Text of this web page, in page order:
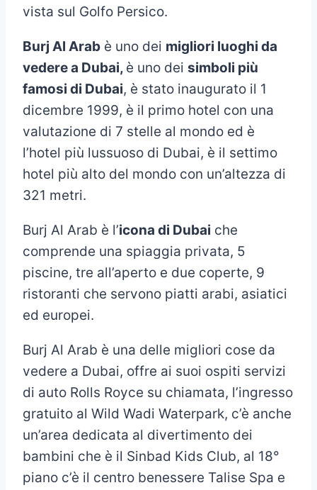
vista sul Golfo Persico.
Burj Al Arab è uno dei migliori luoghi da
vedere a Dubai, è uno dei simboli più
famosi di Dubai, è stato inaugurato il 1
dicembre 1999, è il primo hotel con una
valutazione di 7 stelle al mondo ed è
l’hotel più lussuoso di Dubai, è il settimo
hotel più alto del mondo con un’altezza di
321 metri.
Burj Al Arab è l’icona di Dubai che
comprende una spiaggia privata, 5
piscine, tre all’aperto e due coperte, 9
ristoranti che servono piatti arabi, asiatici
ed europei.
Burj Al Arab è una delle migliori cose da
vedere a Dubai, offre ai suoi ospiti servizi
di auto Rolls Royce su chiamata, l’ingresso
gratuito al Wild Wadi Waterpark, c’è anche
un’area dedicata al divertimento dei
bambini che è il Sinbad Kids Club, al 18°
piano c’è il centro benessere Talise Spa e